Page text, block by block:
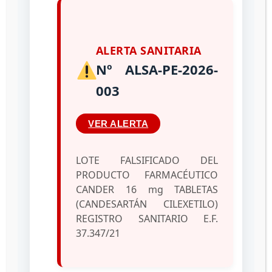
Las sospechas de defectos de calidad deben
informarse a la Dirección de Vigilancia
Sanitaria adscrita a la Dirección General de
Regulación Sanitaria de Productos de Uso y
Consumo Humano del INHRR, según la opción
de su preferencia:
Reporte de Defectos de Calidad del
ALERTA SANITARIA
Nº ALSA-PE-2026-
003
VER ALERTA
LOTE FALSIFICADO DEL
PRODUCTO FARMACÉUTICO
CANDER 16 mg TABLETAS
(CANDESARTÁN CILEXETILO)
REGISTRO SANITARIO E.F.
37.347/21